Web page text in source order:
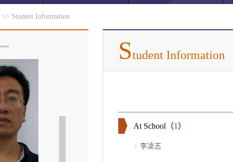
>> Student Information
Student Information
At School（1 ）
李凌志